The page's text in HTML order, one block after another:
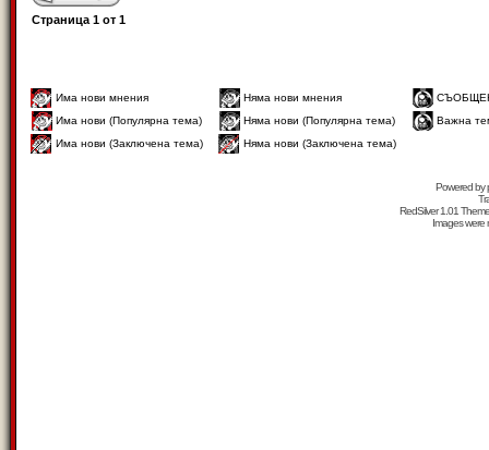
Страница 1 от 1
Има нови мнения Няма нови мнения
Има нови (Популярна тема)
Няма нови (Популярна тема)
Важна
Има нови (Заключена тема)
Няма нови (Заключена тема)
Powered by
RedSilver 1.01
Images were